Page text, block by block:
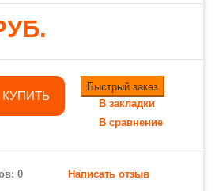
КУПИТЬ
Быстрый заказ
В закладки
В сравнение
0 Написать отзыв